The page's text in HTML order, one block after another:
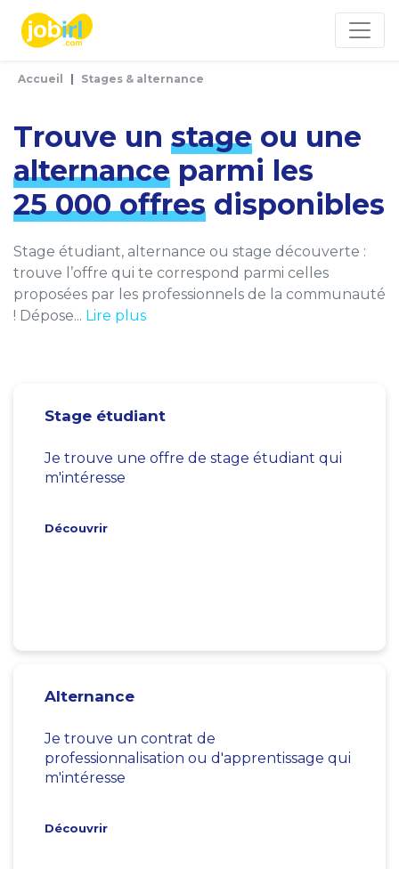
Accueil Stages & alternance
Trouve un stage ou une
alternance parmi les
25 000 offres disponibles
Stage étudiant, alternance ou stage découverte :
trouve l’offre qui te correspond parmi celles
proposées par les professionnels de la communauté
! Dépose... Lire plus
Stage étudiant
Je trouve une offre de stage étudiant qui
m'intéresse
Découvrir
Alternance
Je trouve un contrat de
professionnalisation ou d'apprentissage qui
m'intéresse
Découvrir
Panneau de gestion des cookies